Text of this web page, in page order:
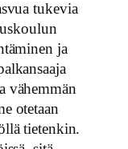
tukevia
ja
vähemmän
otetaan
tietenkin.